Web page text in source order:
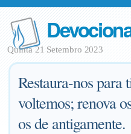
Quinta 21 Setembro 2023
Restaura-nos para
voltemos; renova
os de antigamente.